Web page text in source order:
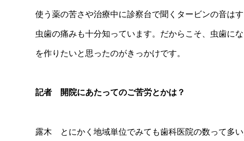
使う薬の苦さや治療中に診察台で聞くタービンの音は
虫歯の痛みも十分知っています。だからこそ、虫歯に
を作りたいと思ったのがきっかけです。
記者 開院にあたってのご苦労とかは？
露木 とにかく地域単位でみても歯科医院の数って多